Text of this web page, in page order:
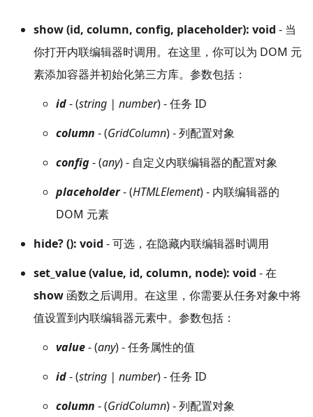
show (id, column, config, placeholder): void - 当
你打开内联编辑器时调用。在这里，你可以为 DOM 元
素添加容器并初始化第三方库。参数包括：
id- (string | number) - 任务 ID
column - (GridColumn) - 列配置对象
config- (any) - 自定义内联编辑器的配置对象
placeholder- (HTMLElement) - 内联编辑器的
DOM 元素
hide? (): void - 可选，在隐藏内联编辑器时调用
set_value (value, id, column, node): void - 在
show 函数之后调用。在这里，你需要从任务对象中将
值设置到内联编辑器元素中。参数包括：
value- (any) - 任务属性的值
id- (string | number) - 任务 ID
column - (GridColumn) - 列配置对象